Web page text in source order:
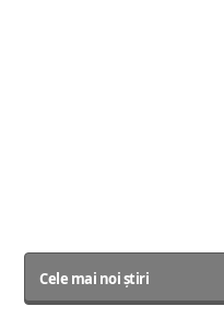
Cele mai noi știri